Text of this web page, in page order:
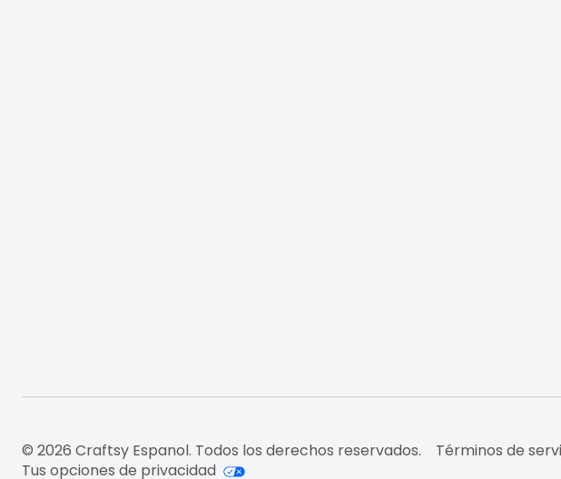
© 2026 Craftsy Espanol. Todos los derechos reservados. Términos de
Tus opciones de privacidad